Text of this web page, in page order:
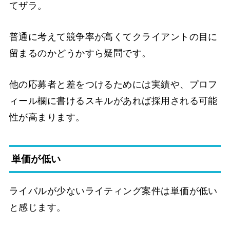
てザラ。
普通に考えて競争率が高くてクライアントの目に
留まるのかどうかすら疑問です。
他の応募者と差をつけるためには実績や、プロフ
ィール欄に書けるスキルがあれば採用される可能
性が高まります。
単価が低い
ライバルが少ないライティング案件は単価が低い
と感じます。